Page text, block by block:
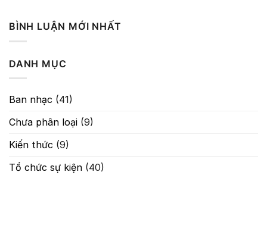
BÌNH LUẬN MỚI NHẤT
DANH MỤC
Ban nhạc (41)
Chưa phân loại (9)
Kiến thức (9)
Tổ chức sự kiện (40)